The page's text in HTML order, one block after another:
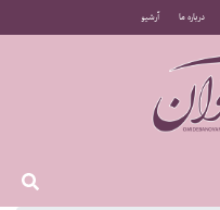
درباره ما آرشیو